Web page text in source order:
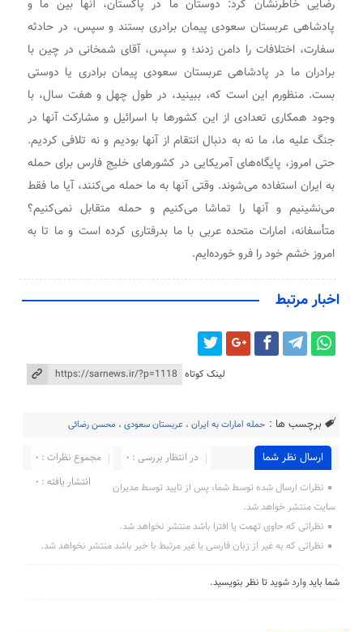
رضایی خاطرنشان کرد: دوستان ما در پاکستان، آنها بین ما و
پادشاهی عربستان سعودی پیمان برادری بستند و سپس، در حادثه
سفارت، اختلافات را دامن زدند؛ و سپس، آقای شمخانی در چین با
برادران ما در پادشاهی عربستان سعودی پیمان برادری یا دوستی
بست. منظورم این است که، ببینید، در طول چهل و هفت سال، با
وجود همکاری تعدادی از این کشور‌ها با اسرائیل و مشارکت آنها در
جنگ علیه ما، ما نه به دنبال انتقام از آنها بودیم و نه تلافی کردیم.
حتی امروز، پایگاه‌های آمریکایی در کشور‌های خلیج فارس برای حمله
به ایران استفاده می‌شوند. وقتی آنها به ما حمله می‌کنند، آیا ما فقط
می‌نشینیم و آنها را تماشا می‌کنیم و حمله متقابل نمی‌کنیم؟
متأسفانه، امارات متحده عربی با ما بدرفتاری کرده است و ما تا به
امروز خشم خود را فرو خورده‌ایم.
اخبار مرتبط
لینک کوتاه
برچسب ها : حمله امارات به ایران ،عربستان سعودی ، محسن رضائی
ارسال نظر شما مجموع نظرات : 0
در انتظار بررسی : 0
انتشار یافته : 0
نظرات ارسال شده توسط شما، پس از تایید توسط مدیران
سایت منتشر خواهد شد.
نظراتی که حاوی تهمت یا افترا باشد منتشر نخواهد شد.
نظراتی که به غیر از زبان فارسی یا غیر مرتبط با خبر باشد منتشر نخواهد شد.
شما بایدوارد شویدتا نظر بنویسید.